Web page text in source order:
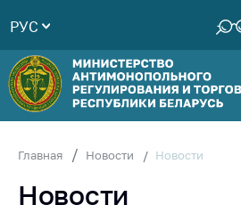
Руководство
Структура
Министерства
Территориальные
РУС
Главная Новости Новости
Новости